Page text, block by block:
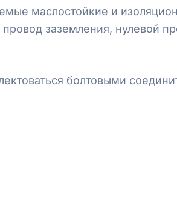
маслостойкие и
заземления, нулевой
болтовыми